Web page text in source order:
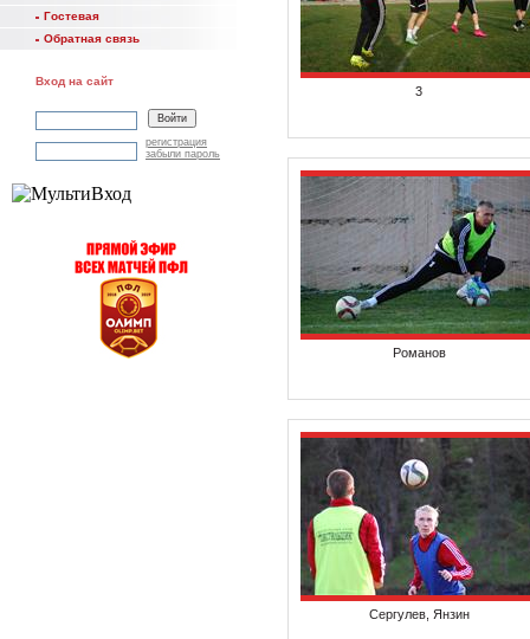
Гостевая
Обратная связь
Вход на сайт
регистрация
забыли пароль
3
Романов
Сергулев, Янзин